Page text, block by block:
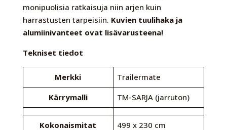
monipuolisia ratkaisuja niin arjen kuin
harrastusten tarpeisiin. Kuvien tuulihaka ja
alumiinivanteet ovat lisävarusteena!
Tekniset tiedot
Merkki
Trailermate
Kärrymalli
TM-SARJA (jarruton)
Kokonaismitat 499 x 230 cm